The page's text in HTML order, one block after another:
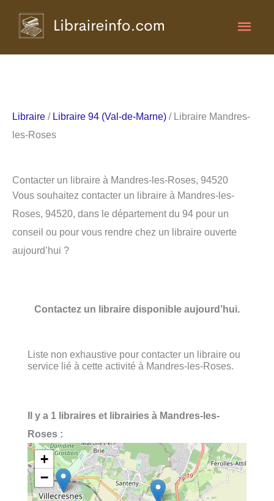
Libraire / Libraire 94 (Val-de-Marne) / Libraire Mandres-
les-Roses
Contacter un libraire à Mandres-les-Roses, 94520
Vous souhaitez contacter un libraire à Mandres-les-
Roses, 94520, dans le département du 94 pour un
conseil ou pour vous rendre chez un libraire ouverte
aujourd’hui ?
Contactez un libraire disponible aujourd’hui.
Liste non exhaustive pour contacter un libraire ou
service lié à cette activité à Mandres-les-Roses.
Il y a 1 libraires et librairies à Mandres-les-
Roses :
+
−